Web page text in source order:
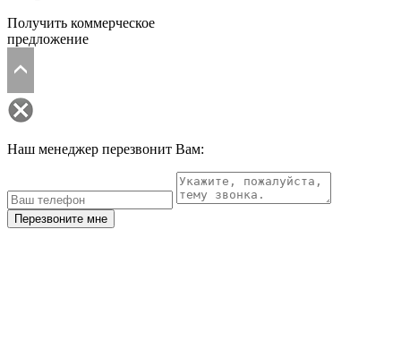
Получить коммерческое
предложение
Наш менеджер перезвонит Вам:
Перезвоните мне